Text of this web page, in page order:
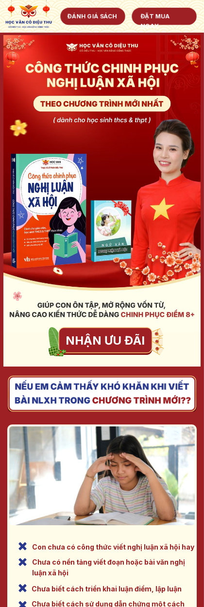
ĐẶT MUA
NGAY
ĐÁNH GIÁ SÁCH
NHẬN ƯU ĐÃI
Con chưa có công thức viết nghị luận xã hội hay
Chưa có nền tảng viết đoạn hoặc bài văn nghị
luận xã hội
Chưa biết cách triển khai luận điểm, lập luận
Chưa biết cách sử dụng dẫn chứng một cách